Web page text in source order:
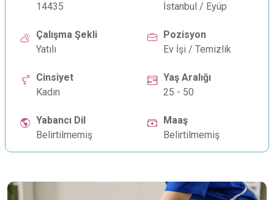
14435
İstanbul / Eyüp
Çalışma Şekli
Yatılı
Pozisyon
Ev İşi / Temizlik
Cinsiyet
Kadın
Yaş Aralığı
25 - 50
Yabancı Dil
Belirtilmemiş
Maaş
Belirtilmemiş